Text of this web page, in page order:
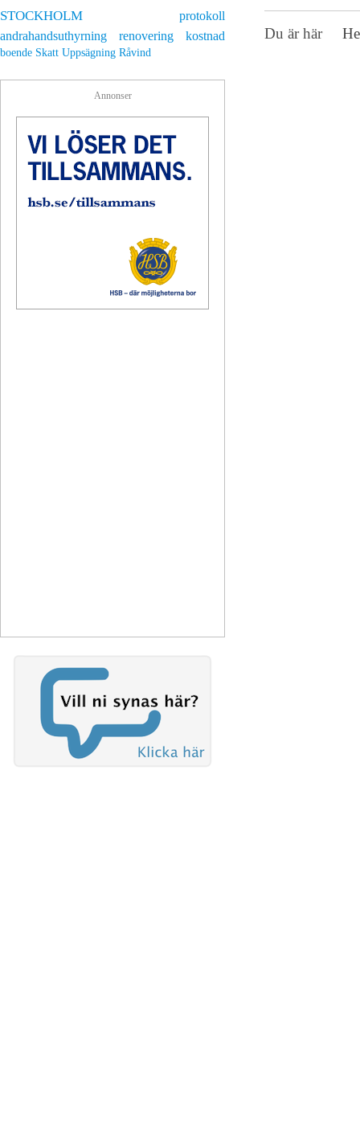
STOCKHOLM
protokoll
andrahandsuthyrning
renovering kostnad
boende Skatt Uppsägning Råvind
Annonser
Du är här